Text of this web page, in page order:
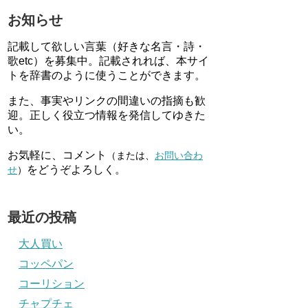
お知らせ
記載して欲しい言葉（好きな名言・詩・
歌etc）を募集中。記載されれば、本サイ
トを辞書のように使うことができます。
また、事実やリンクの間違いの指摘も歓
迎。正しく役立つ情報を発信してゆきた
い。
お気軽に、コメント （または、 お問い合わ
せ） をどうぞよろしく。
最近の投稿
大人買い
コッペパン
コーリション
チャプチェ